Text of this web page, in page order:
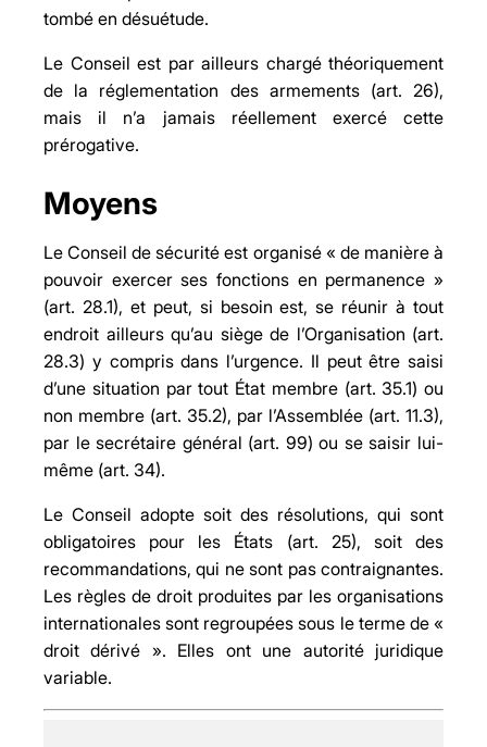
tombé en désuétude.
Le Conseil est par ailleurs chargé théoriquement
de la réglementation des armements (art. 26),
mais il n’a jamais réellement exercé cette
prérogative.
Moyens
Le Conseil de sécurité est organisé « de manière à
pouvoir exercer ses fonctions en permanence »
(art. 28.1), et peut, si besoin est, se réunir à tout
endroit ailleurs qu’au siège de l’Organisation (art.
28.3) y compris dans l’urgence. Il peut être saisi
d’une situation par tout État membre (art. 35.1) ou
non membre (art. 35.2), par l’Assemblée (art. 11.3),
par le secrétaire général (art. 99) ou se saisir lui-
même (art. 34).
Le Conseil adopte soit des résolutions, qui sont
obligatoires pour les États (art. 25), soit des
recommandations, qui ne sont pas contraignantes.
Les règles de droit produites par les organisations
internationales sont regroupées sous le terme de «
droit dérivé ». Elles ont une autorité juridique
variable.